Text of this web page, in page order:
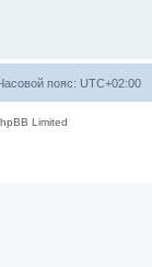
пояс: UTC+02:00
Limited